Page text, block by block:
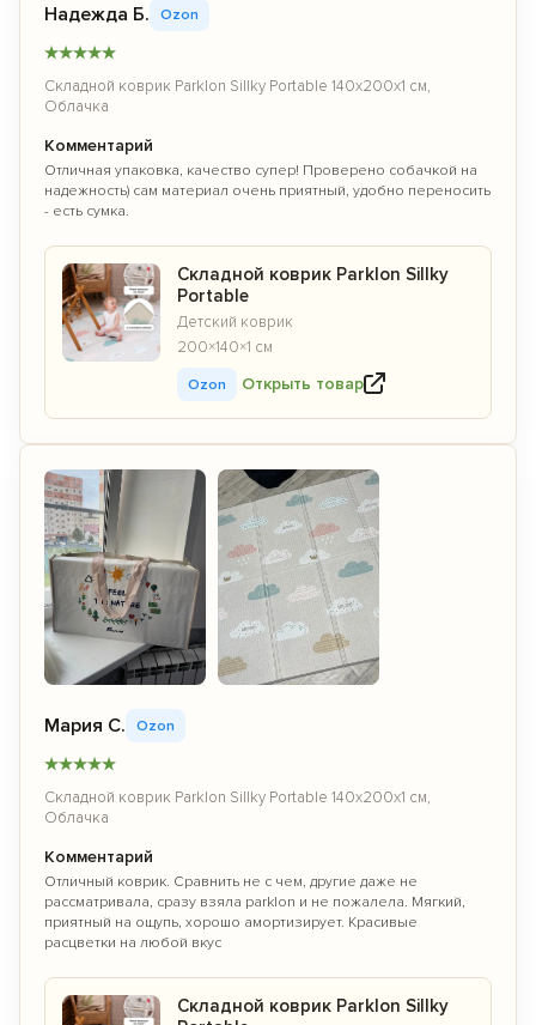
Надежда Б. Ozon
★★★★★
Складной коврик Parklon Sillky Portable 140x200x1 см,
Облачка
Комментарий
Отличная упаковка, качество супер! Проверено собачкой на
надежность) сам материал очень приятный, удобно переносить
- есть сумка.
Складной коврик Parklon Sillky
Portable
Детский коврик
200×140×1 см
Ozon Открыть товар
Мария С. Ozon
★★★★★
Складной коврик Parklon Sillky Portable 140x200x1 см,
Облачка
Комментарий
Отличный коврик. Сравнить не с чем, другие даже не
рассматривала, сразу взяла parklon и не пожалела. Мягкий,
приятный на ощупь, хорошо амортизирует. Красивые
расцветки на любой вкус
Складной коврик Parklon Sillky